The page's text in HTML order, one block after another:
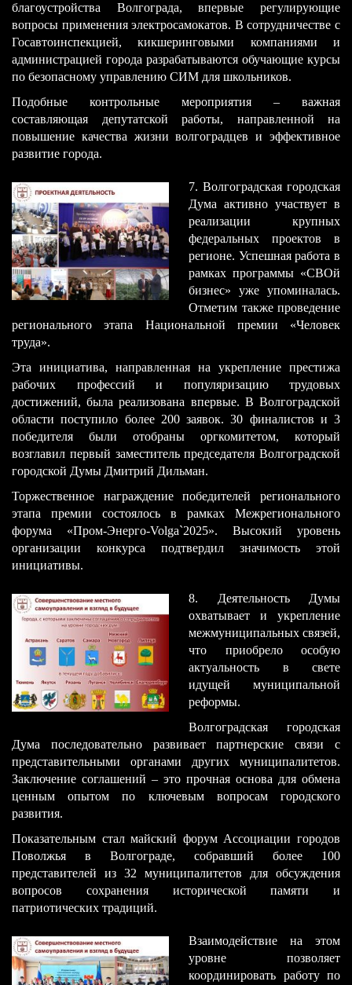
благоустройства Волгограда, впервые регулирующие
вопросы применения электросамокатов. В сотрудничестве с
Госавтоинспекцией, кикшеринговыми компаниями и
администрацией города разрабатываются обучающие курсы
по безопасному управлению СИМ для школьников.
Подобные контрольные мероприятия – важная
составляющая депутатской работы, направленной на
повышение качества жизни волгоградцев и эффективное
развитие города.
​7. Волгоградская городская
Дума активно участвует в
реализации крупных
федеральных проектов в
регионе. Успешная работа в
рамках программы «СВОй
бизнес» уже упоминалась.
Отметим также проведение
регионального этапа Национальной премии «Человек
труда».
Эта инициатива, направленная на укрепление престижа
рабочих профессий и популяризацию трудовых
достижений, была реализована впервые. В Волгоградской
области поступило более 200 заявок. 30 финалистов и 3
победителя были отобраны оргкомитетом, который
возглавил первый заместитель председателя Волгоградской
городской Думы Дмитрий Дильман.
Торжественное награждение победителей регионального
этапа премии состоялось в рамках Межрегионального
форума «Пром-Энерго-Volga`2025». Высокий уровень
организации конкурса подтвердил значимость этой
инициативы.
​8. Деятельность Думы
охватывает и укрепление
межмуниципальных связей,
что приобрело особую
актуальность в свете
идущей муниципальной
реформы.
Волгоградская городская
Дума последовательно развивает партнерские связи с
представительными органами других муниципалитетов.
Заключение соглашений – это прочная основа для обмена
ценным опытом по ключевым вопросам городского
развития.
Показательным стал майский форум Ассоциации городов
Поволжья в Волгограде, собравший более 100
представителей из 32 муниципалитетов для обсуждения
вопросов сохранения исторической памяти и
патриотических традиций.
​Взаимодействие на этом
уровне позволяет
координировать работу по